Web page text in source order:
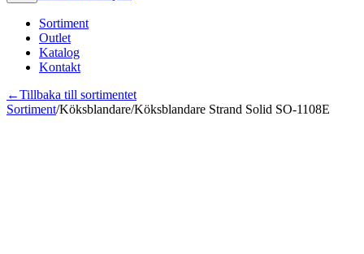
Sortiment
Outlet
Katalog
Kontakt
←Tillbaka till sortimentet
Sortiment/Köksblandare/Köksblandare Strand Solid SO-1108E